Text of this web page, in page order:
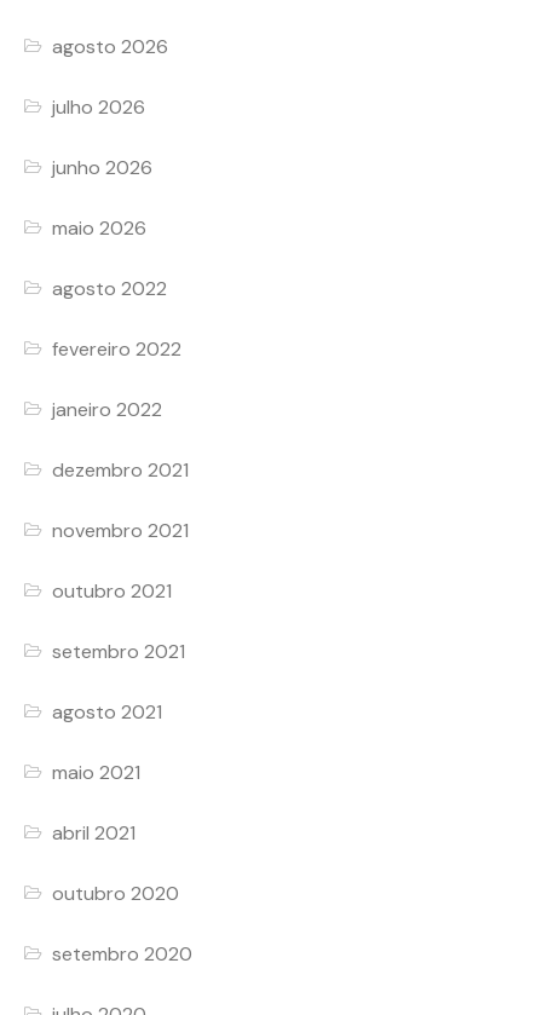
agosto 2026
julho 2026
junho 2026
maio 2026
agosto 2022
fevereiro 2022
janeiro 2022
dezembro 2021
novembro 2021
outubro 2021
setembro 2021
agosto 2021
maio 2021
abril 2021
outubro 2020
setembro 2020